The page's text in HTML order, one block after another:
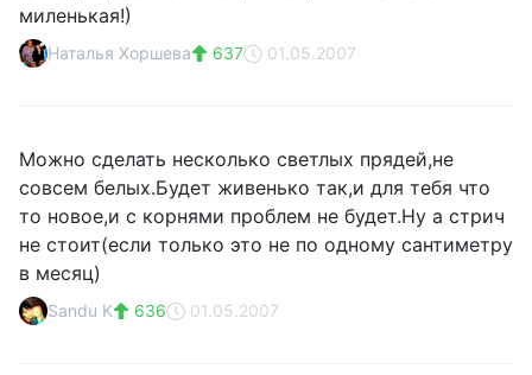
миленькая!)
Наталья Хоршева 637 01.05.2007
Можно сделать несколько светлых прядей,не
совсем белых.Будет живенько так,и для тебя что
то новое,и с корнями проблем не будет.Ну а стрич
не стоит(если только это не по одному сантиметру
в месяц)
Sandu K 636 01.05.2007